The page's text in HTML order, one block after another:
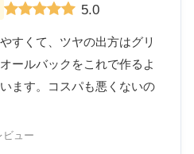
5.0
すくて、ツヤの出方はグリ
ールバックをこれで作るよ
ます。コスパも悪くないの
ビュー